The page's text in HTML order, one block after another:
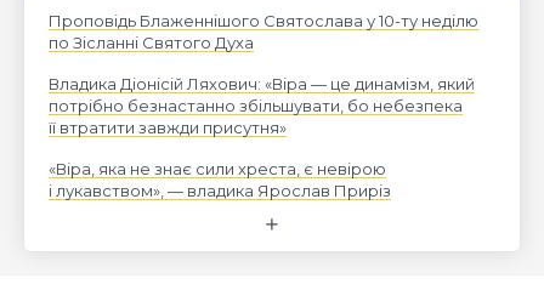
Проповідь Блаженнішого Святослава у 10-ту неділю
по Зісланні Святого Духа
Владика Діонісій Ляхович: «Віра — це динамізм, який
потрібно безнастанно збільшувати, бо небезпека
її втратити завжди присутня»
«Віра, яка не знає сили хреста, є невірою
і лукавством», — владика Ярослав Приріз